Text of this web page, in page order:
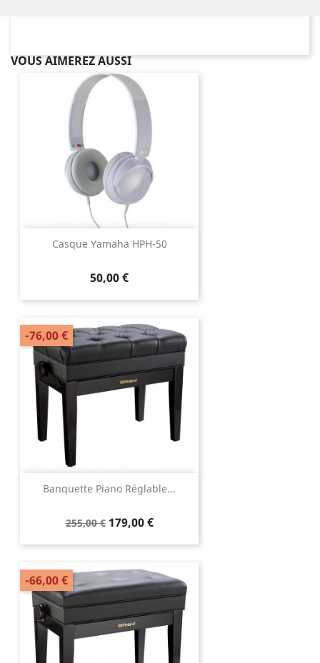
VOUS AIMEREZ AUSSI
Casque Yamaha HPH-50
50,00 €
Banquette Piano Réglable...
255,00 € 179,00 €
-76,00 €
-66,00 €